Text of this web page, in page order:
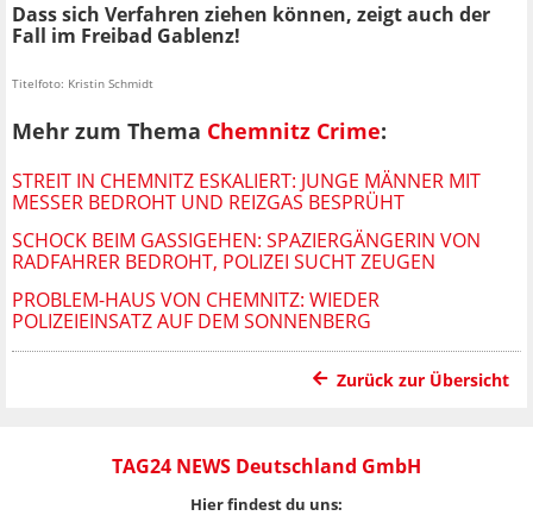
Dass sich Verfahren ziehen können, zeigt auch der
Fall im Freibad Gablenz!
Titelfoto: Kristin Schmidt
Mehr zum Thema Chemnitz Crime:
STREIT IN CHEMNITZ ESKALIERT: JUNGE MÄNNER MIT
MESSER BEDROHT UND REIZGAS BESPRÜHT
SCHOCK BEIM GASSIGEHEN: SPAZIERGÄNGERIN VON
RADFAHRER BEDROHT, POLIZEI SUCHT ZEUGEN
PROBLEM-HAUS VON CHEMNITZ: WIEDER
POLIZEIEINSATZ AUF DEM SONNENBERG
Zurück zur Übersicht
TAG24 NEWS Deutschland GmbH
Hier findest du uns: